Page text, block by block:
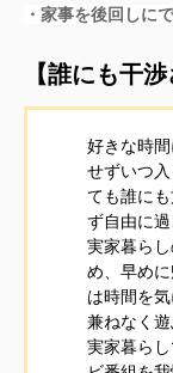
・家事を後回しに
【誰にも干
好きな時
せずいつ
ても誰に
ず自由に過
実家暮ら
め、早め
は時間を
兼ねなく遊
実家暮ら